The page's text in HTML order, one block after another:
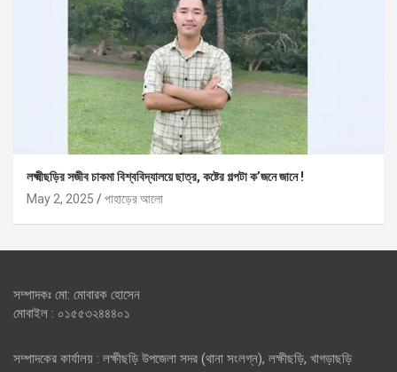
লক্ষ্মীছড়ির সজীব চাকমা বিশ্ববিদ্যালয়ে ছাত্র, কষ্টের গল্পটা ক’জনে জানে !
May 2, 2025
পাহাড়ের আলো
সম্পাদকঃ মো: মোবারক হোসেন
মোবাইল : ০১৫৫৩২৪৪৪০১
সম্পাদকের কার্যালয় : লক্ষীছড়ি উপজেলা সদর (থানা সংলগ্ন), লক্ষীছড়ি, খাগড়াছড়ি